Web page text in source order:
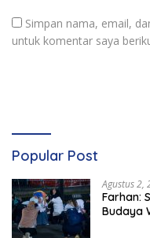
Simpan nama, email,
untuk komentar saya
Popular Post
Agustus 2,
Farhan:
Budaya